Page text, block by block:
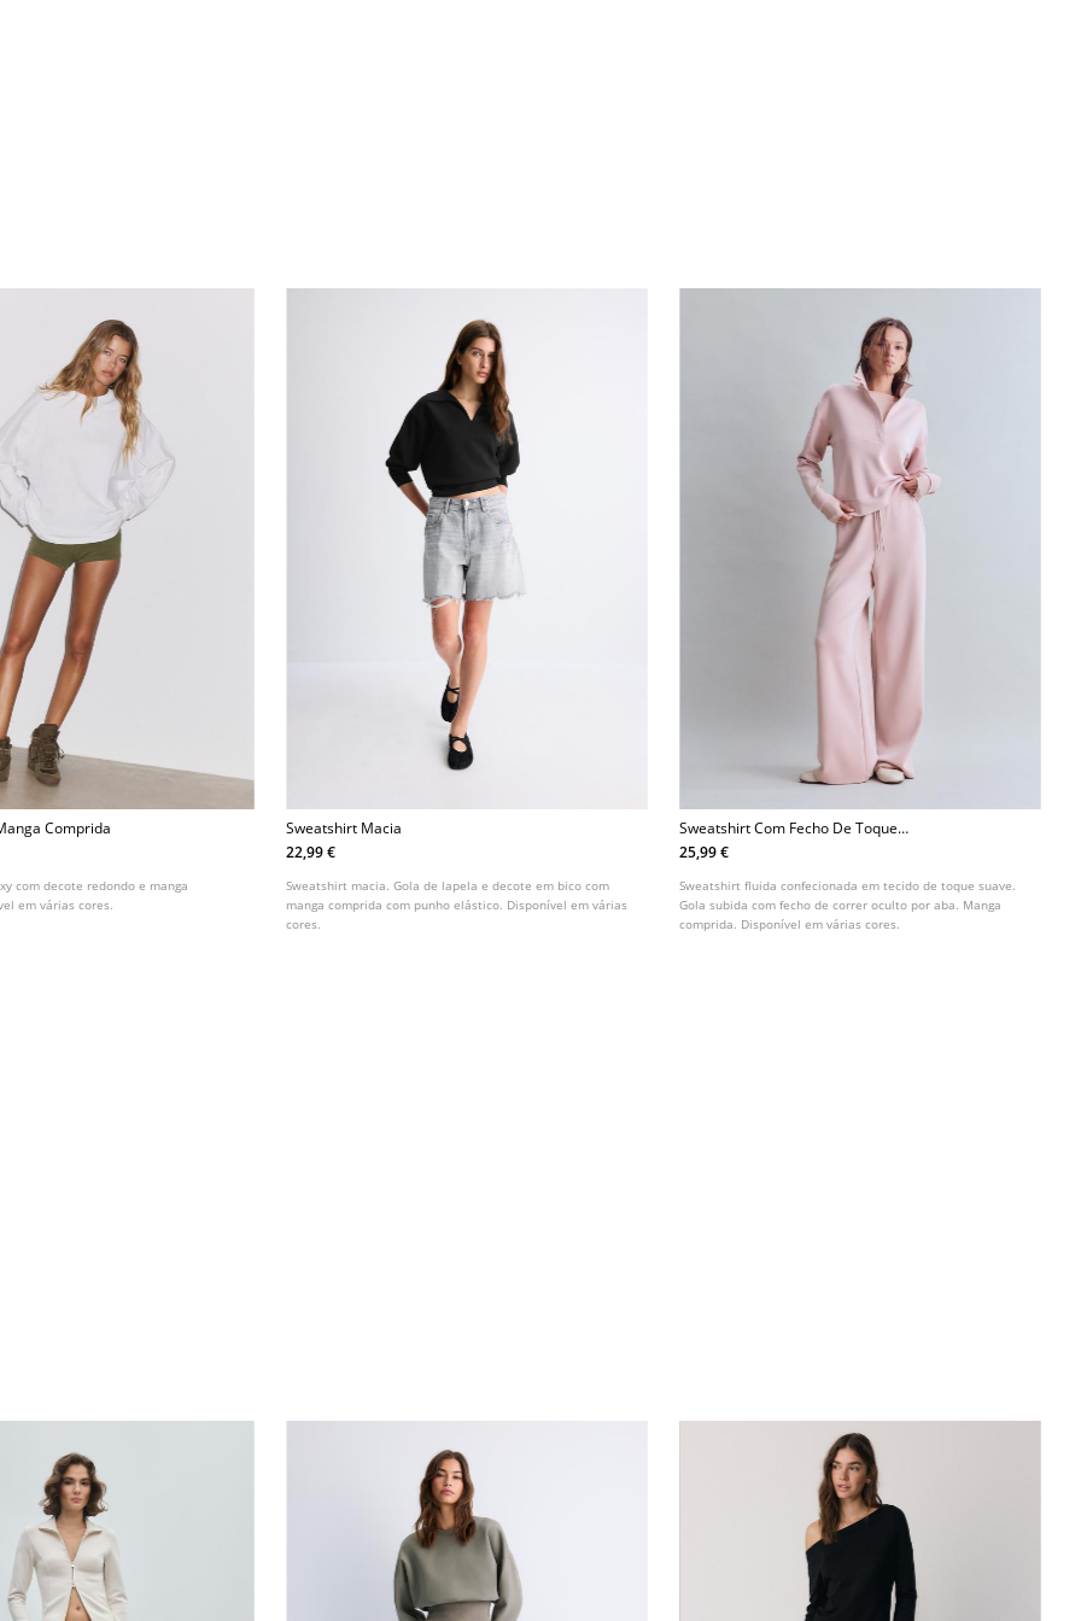
Comprida
com decote redondo e manga
em várias cores.
Sweatshirt Macia
22,99 €
Sweatshirt macia. Gola de lapela e decote em bico com
manga comprida com punho elástico. Disponível em várias
cores.
Sweatshirt Com Fecho De Toque
Suave
25,99 €
Sweatshirt fluida confecionada em tecido de toque suave.
Gola subida com fecho de correr oculto por aba. Manga
comprida. Disponível em várias cores.